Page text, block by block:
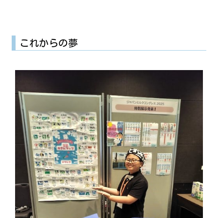
これからの夢